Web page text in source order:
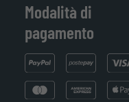
Modalità di
pagamento